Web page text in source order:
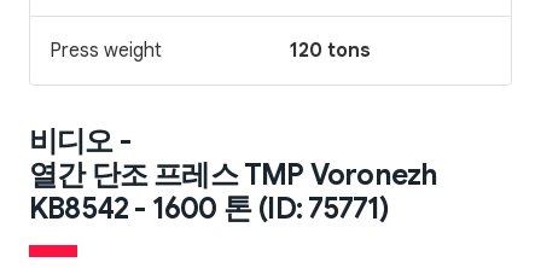
Press weight 120 tons
비디오 -
열간 단조 프레스 TMP Voronezh
KB8542 - 1600 톤 (ID: 75771)